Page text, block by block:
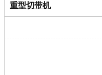
重型切带机